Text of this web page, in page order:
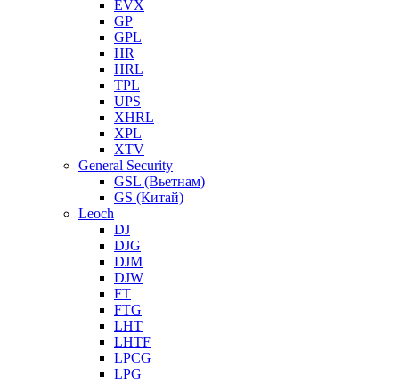
EVX
GP
GPL
HR
HRL
TPL
UPS
XHRL
XPL
XTV
General Security
GSL (Вьетнам)
GS (Китай)
Leoch
DJ
DJG
DJM
DJW
FT
FTG
LHT
LHTF
LPCG
LPG